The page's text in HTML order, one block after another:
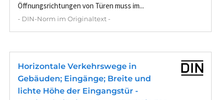
Öffnungsrichtungen von Türen muss im...
- DIN-Norm im Originaltext -
Horizontale Verkehrswege in
Gebäuden; Eingänge; Breite und
lichte Höhe der Eingangstür -